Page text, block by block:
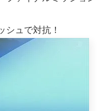
シュで対抗！